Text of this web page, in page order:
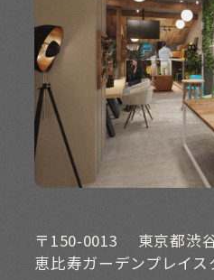
〒150-0013
東京都渋
恵比寿ガーデンプレイス